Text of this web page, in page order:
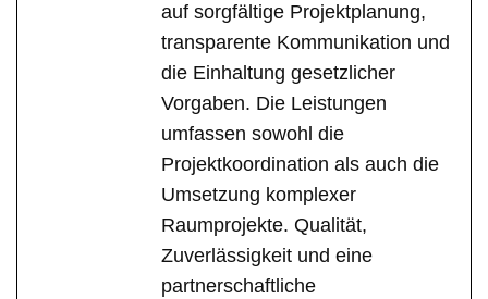
auf sorgfältige Projektplanung,
transparente Kommunikation und
die Einhaltung gesetzlicher
Vorgaben. Die Leistungen
umfassen sowohl die
Projektkoordination als auch die
Umsetzung komplexer
Raumprojekte. Qualität,
Zuverlässigkeit und eine
partnerschaftliche